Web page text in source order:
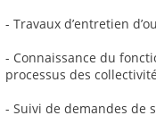
- Travaux d’entretien
- Connaissance du
processus des
- Suivi de demandes de